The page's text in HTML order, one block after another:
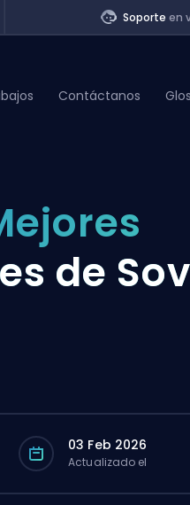
Soporteen
Contáctanos
de
03 Feb 2026
Actualizado el